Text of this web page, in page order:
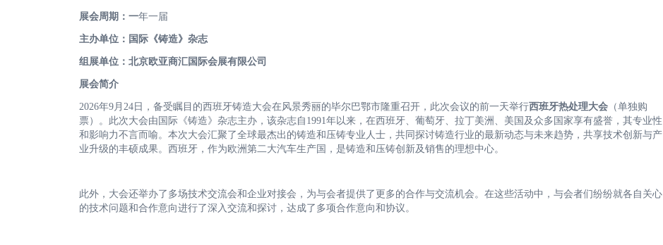
展会周期： 一年一届
主办单位： 国际《铸造》杂志
组展单位： 北京欧亚商汇国际会展有限公司
展会简介
2026年9月24日，备受瞩目的西班牙铸造大会在风景秀丽的毕尔巴鄂市隆重召开，此次会议的前一天举行西班牙热处理大会 （单独购
票）。此次大会由国际《铸造》杂志主办，该杂志自1991年以来，在西班牙、葡萄牙、拉丁美洲、美国及众多国家享有盛誉，其专业性
和影响力不言而喻。本次大会汇聚了全球最杰出的铸造和压铸专业人士，共同探讨铸造行业的最新动态与未来趋势，共享技术创新与产
业升级的丰硕成果。西班牙，作为欧洲第二大汽车生产国，是铸造和压铸创新及销售的理想中心。
此外，大会还举办了多场技术交流会和企业对接会，为与会者提供了更多的合作与交流机会。在这些活动中，与会者们纷纷就各自关心
的技术问题和合作意向进行了深入交流和探讨，达成了多项合作意向和协议。